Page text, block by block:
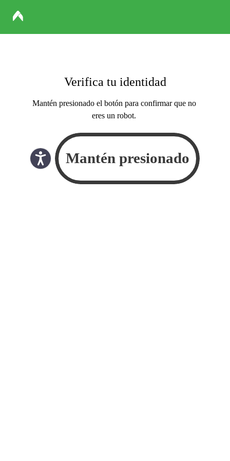
Verifica tu identidad
Mantén presionado el botón para confirmar que no
eres un robot.